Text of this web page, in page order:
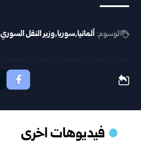
الوسوم:ألمانيا سوريا وزير النقل السوري
فيديوهات اخرى